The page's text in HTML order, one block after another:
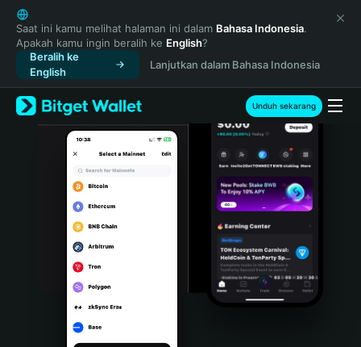
English
日本語
Tiếng Việt
Русский
Español (Latinoamérica)
Türkçe
Italiano
Português (Portugal)
Bahasa Indonesia
Português (Brasil)
Saat ini kamu melihat halaman ini dalam Bahasa Indonesia.
Apakah kamu ingin beralih ke English?
Beralih ke
English
Lanjutkan dalam Bahasa Indonesia
Unduh sekarang